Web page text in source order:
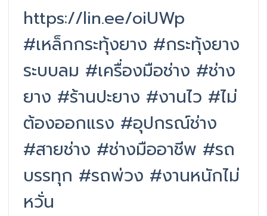
https://lin.ee/oiUWp
#เหล็กกระทุ้งยาง #กระทุ้งยาง
ระบบลม #เครื่องมือช่าง #ช่าง
ยาง #ร้านปะยาง #งานไว #ไม่
ต้องออกแรง #อุปกรณ์ช่าง
#สายช่าง #ช่างมืออาชีพ #รถ
บรรทุก #รถพ่วง #งานหนักไม่
หวั่น